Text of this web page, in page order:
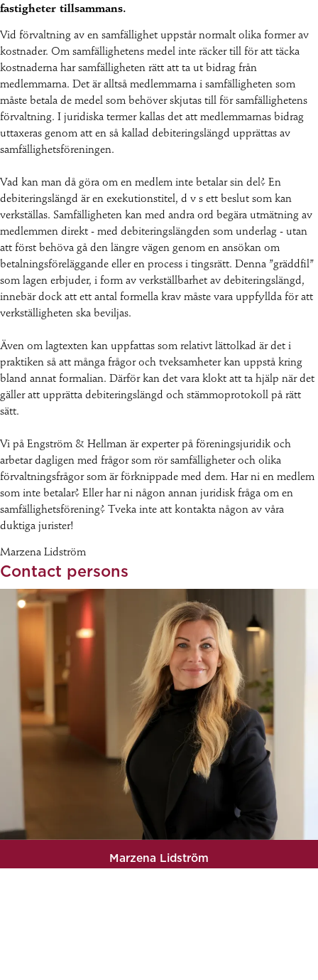
fastigheter tillsammans.
Vid förvaltning av en samfällighet uppstår normalt olika former av
kostnader. Om samfällighetens medel inte räcker till för att täcka
kostnaderna har samfälligheten rätt att ta ut bidrag från
medlemmarna. Det är alltså medlemmarna i samfälligheten som
måste betala de medel som behöver skjutas till för samfällighetens
förvaltning. I juridiska termer kallas det att medlemmarnas bidrag
uttaxeras genom att en så kallad debiteringslängd upprättas av
samfällighetsföreningen.
Vad kan man då göra om en medlem inte betalar sin del? En
debiteringslängd är en exekutionstitel, d v s ett beslut som kan
verkställas. Samfälligheten kan med andra ord begära utmätning av
medlemmen direkt - med debiteringslängden som underlag - utan
att först behöva gå den längre vägen genom en ansökan om
betalningsföreläggande eller en process i tingsrätt. Denna ”gräddfil”
som lagen erbjuder, i form av verkställbarhet av debiteringslängd,
innebär dock att ett antal formella krav måste vara uppfyllda för att
verkställigheten ska beviljas.
Även om lagtexten kan uppfattas som relativt lättolkad är det i
praktiken så att många frågor och tveksamheter kan uppstå kring
bland annat formalian. Därför kan det vara klokt att ta hjälp när det
gäller att upprätta debiteringslängd och stämmoprotokoll på rätt
sätt.
Vi på Engström & Hellman är experter på föreningsjuridik och
arbetar dagligen med frågor som rör samfälligheter och olika
förvaltningsfrågor som är förknippade med dem. Har ni en medlem
som inte betalar? Eller har ni någon annan juridisk fråga om en
samfällighetsförening? Tveka inte att kontakta någon av våra
duktiga jurister!
Marzena Lidström
Contact persons
Marzena Lidström